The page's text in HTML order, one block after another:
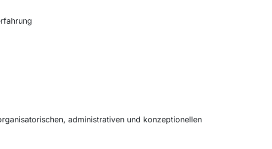
administrativen und konzeptionellen